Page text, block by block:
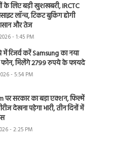
के लिए बड़ी खुशखबरी, IRCTC
लॉन्च, टिकट बुकिंग होगी
और तेज
- 1:45 PM
रिजर्व करें Samsung का नया
मिलेंगे 2799 रुपये के फायदे
- 5:54 PM
पर सरकार का बड़ा एक्शन, फिल्में
देखना पड़ेगा भारी, तीन दिनों में
- 2:25 PM